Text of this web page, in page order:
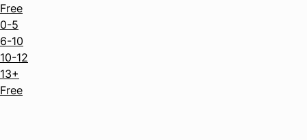
Free
0-5
6-10
10-12
13+
Free